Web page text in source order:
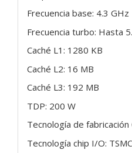
Frecuencia base: 4.3 GHz
Frecuencia turbo: Hasta
Caché L1: 1280 KB
Caché L2: 16 MB
Caché L3: 192 MB
TDP: 200 W
Tecnología de fabricación
Tecnología chip I/O: